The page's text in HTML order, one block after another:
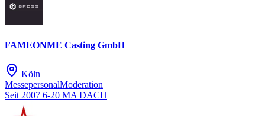
FAMEONME Casting GmbH
Köln
MessepersonalModeration
Seit 2007 6-20 MA DACH